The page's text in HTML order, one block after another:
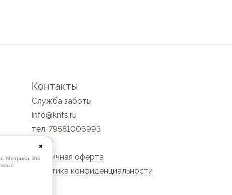
Контакты
Служба заботы
info@knfs.ru
тел. 79581006993
Публичная оферта
Политика конфиденциальности
✖
Метрика. Это
с